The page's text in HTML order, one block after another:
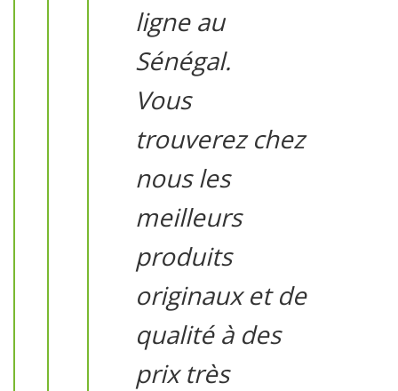
ligne au
Sénégal.
Vous
trouverez chez
nous les
meilleurs
produits
originaux et de
qualité à des
prix très